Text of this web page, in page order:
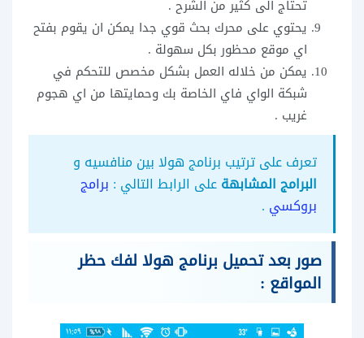
تحتاج الى كثير من الشرح .
يحتوي على محرك بحث قوي جدا يمكن ان يقوم بفتح
اي موقع محظور بكل سهولة .
يمكن من خلاله العمل بشكل مخصص للتحكم في
شبكة الواي فاي الخاصة بك وحمايتها من اي هجوم
غريب .
تعرف على ترتيب برنامج هولا بين منافسيه و
البرامج المشابهةعلى الرابط التالي : برامج
بروكسي .
صور بعد تحميل برنامج هولا لفك حظر
المواقع :